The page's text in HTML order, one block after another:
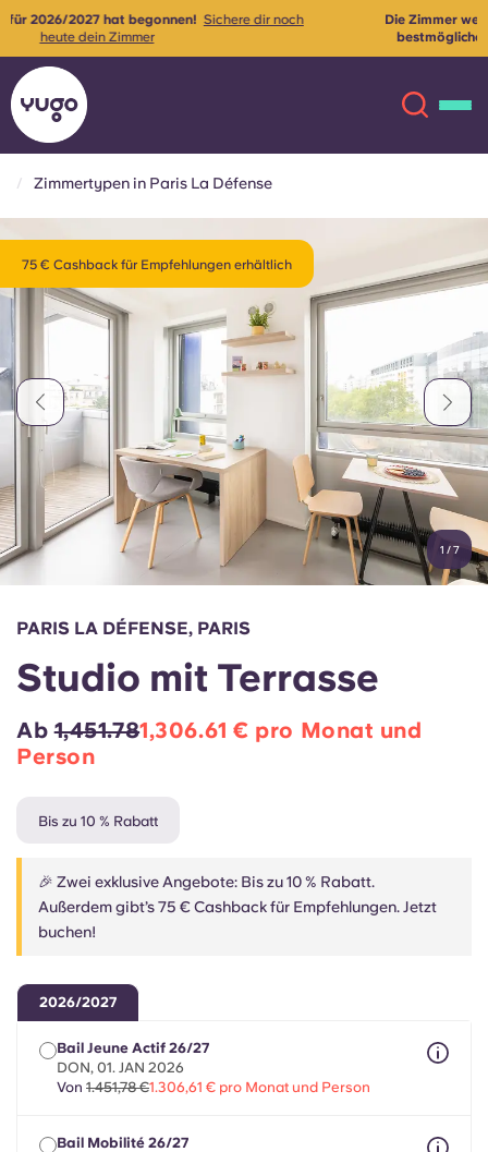
Standorte
Konto Sprache
English (GB)
Chinese
Español
Italian
Portuguese
Wähle ein Land aus
Jetzt buchen
English (US)
Chinese
Català Deutsch
Italian French
Portuguese
Die Zimmer werden derzeit renoviert, um unseren Mietern das
bestmögliche Wohnerlebnis zu bieten ✨
Kontaktiere uns für
weitere Informationen
mehr
Zimmertypen in Paris La Défense
75 € Cashback für Empfehlungen erhältlich
1 /7
PARIS LA DÉFENSE, PARIS
Studio mit Terrasse
Ab1,451.781,306.61 € pro Monat und
Person
Bis zu 10 % Rabatt
🎉 Zwei exklusive Angebote: Bis zu 10 % Rabatt.
Außerdem gibt’s 75 € Cashback für Empfehlungen. Jetzt
buchen!
2026/2027
Bail Jeune Actif 26/27
DON, 01. JAN 2026
Von 1.451,78 €1.306,61 € pro Monat und Person
Bail Mobilité 26/27